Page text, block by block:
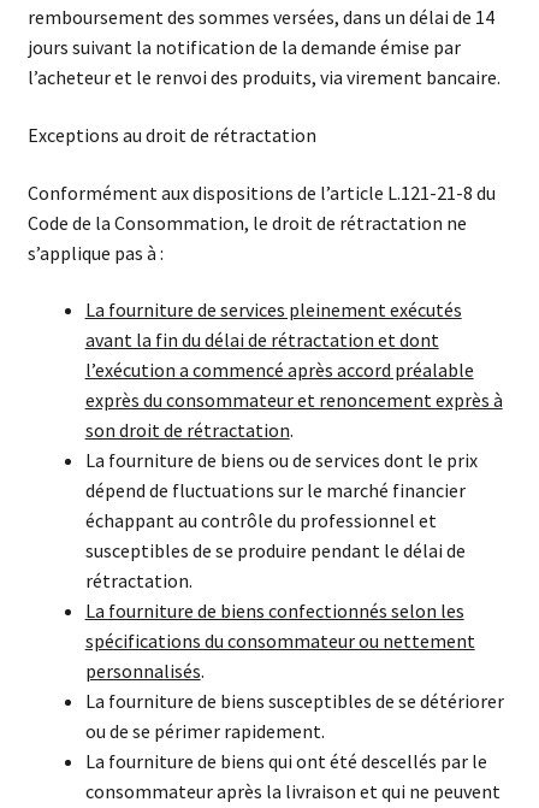
remboursement des sommes versées, dans un délai de 14
jours suivant la notification de la demande émise par
l’acheteur et le renvoi des produits, via virement bancaire.
Exceptions au droit de rétractation
Conformément aux dispositions de l’article L.121-21-8 du
Code de la Consommation, le droit de rétractation ne
s’applique pas à :
La fourniture de services pleinement exécutés
avant la fin du délai de rétractation et dont
l’exécution a commencé après accord préalable
exprès du consommateur et renoncement exprès à
son droit de rétractation.
La fourniture de biens ou de services dont le prix
dépend de fluctuations sur le marché financier
échappant au contrôle du professionnel et
susceptibles de se produire pendant le délai de
rétractation.
La fourniture de biens confectionnés selon les
spécifications du consommateur ou nettement
personnalisés.
La fourniture de biens susceptibles de se détériorer
ou de se périmer rapidement.
La fourniture de biens qui ont été descellés par le
consommateur après la livraison et qui ne peuvent